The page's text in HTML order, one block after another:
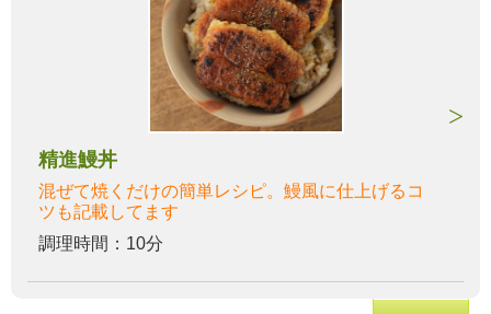
精進鰻丼
混ぜて焼くだけの簡単レシピ。鰻風に仕上げるコ
ツも記載してます
調理時間：10分